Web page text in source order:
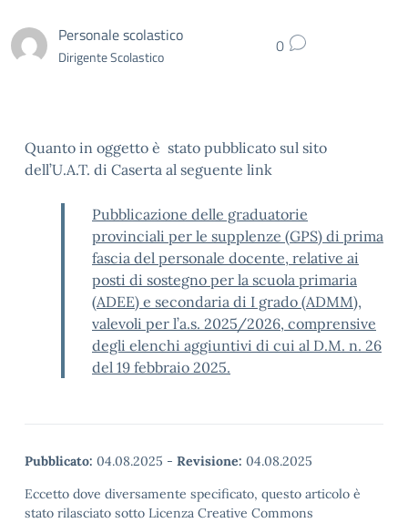
Personale scolastico
Dirigente Scolastico 0
Quanto in oggetto è stato pubblicato sul sito
dell’U.A.T. di Caserta al seguente link
Pubblicazione delle graduatorie
provinciali per le supplenze (GPS) di prima
fascia del personale docente, relative ai
posti di sostegno per la scuola primaria
(ADEE) e secondaria di I grado (ADMM),
valevoli per l’a.s. 2025/2026, comprensive
degli elenchi aggiuntivi di cui al D.M. n. 26
del 19 febbraio 2025.
Pubblicato: 04.08.2025 - Revisione: 04.08.2025
Eccetto dove diversamente specificato, questo articolo è
stato rilasciato sotto Licenza Creative Commons